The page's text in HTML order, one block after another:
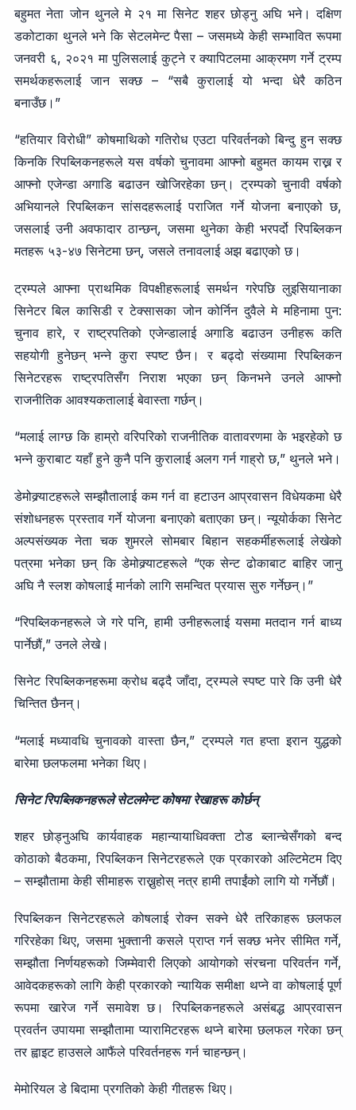
बहुमत नेता जोन थुनले मे २१ मा सिनेट शहर छोड्नु अघि भने। दक्षिण
डकोटाका थुनले भने कि सेटलमेन्ट पैसा – जसमध्ये केही सम्भावित रूपमा
जनवरी ६, २०२१ मा पुलिसलाई कुट्ने र क्यापिटलमा आक्रमण गर्ने ट्रम्प
समर्थकहरूलाई जान सक्छ – “सबै कुरालाई यो भन्दा धेरै कठिन
बनाउँछ।”
“हतियार विरोधी” कोषमाथिको गतिरोध एउटा परिवर्तनको बिन्दु हुन सक्छ
किनकि रिपब्लिकनहरूले यस वर्षको चुनावमा आफ्नो बहुमत कायम राख्न र
आफ्नो एजेन्डा अगाडि बढाउन खोजिरहेका छन्। ट्रम्पको चुनावी वर्षको
अभियानले रिपब्लिकन सांसदहरूलाई पराजित गर्ने योजना बनाएको छ,
जसलाई उनी अवफादार ठान्छन्, जसमा थुनेका केही भरपर्दो रिपब्लिकन
मतहरू ५३-४७ सिनेटमा छन्, जसले तनावलाई अझ बढाएको छ।
ट्रम्पले आफ्ना प्राथमिक विपक्षीहरूलाई समर्थन गरेपछि लुइसियानाका
सिनेटर बिल कासिडी र टेक्सासका जोन कोर्निन दुवैले मे महिनामा पुन:
चुनाव हारे, र राष्ट्रपतिको एजेन्डालाई अगाडि बढाउन उनीहरू कति
सहयोगी हुनेछन् भन्ने कुरा स्पष्ट छैन। र बढ्दो संख्यामा रिपब्लिकन
सिनेटरहरू राष्ट्रपतिसँग निराश भएका छन् किनभने उनले आफ्नो
राजनीतिक आवश्यकतालाई बेवास्ता गर्छन्।
“मलाई लाग्छ कि हाम्रो वरिपरिको राजनीतिक वातावरणमा के भइरहेको छ
भन्ने कुराबाट यहाँ हुने कुनै पनि कुरालाई अलग गर्न गाह्रो छ,” थुनले भने।
डेमोक्र्याटहरूले सम्झौतालाई कम गर्न वा हटाउन आप्रवासन विधेयकमा धेरै
संशोधनहरू प्रस्ताव गर्ने योजना बनाएको बताएका छन्। न्यूयोर्कका सिनेट
अल्पसंख्यक नेता चक शुमरले सोमबार बिहान सहकर्मीहरूलाई लेखेको
पत्रमा भनेका छन् कि डेमोक्र्याटहरूले “एक सेन्ट ढोकाबाट बाहिर जानु
अघि नै स्लश कोषलाई मार्नको लागि समन्वित प्रयास सुरु गर्नेछन्।”
“रिपब्लिकनहरूले जे गरे पनि, हामी उनीहरूलाई यसमा मतदान गर्न बाध्य
पार्नेछौं,” उनले लेखे।
सिनेट रिपब्लिकनहरूमा क्रोध बढ्दै जाँदा, ट्रम्पले स्पष्ट पारे कि उनी धेरै
चिन्तित छैनन्।
“मलाई मध्यावधि चुनावको वास्ता छैन,” ट्रम्पले गत हप्ता इरान युद्धको
बारेमा छलफलमा भनेका थिए।
सिनेट रिपब्लिकनहरूले सेटलमेन्ट कोषमा रेखाहरू कोर्छन्
शहर छोड्नुअघि कार्यवाहक महान्यायाधिवक्ता टोड ब्लान्चेसँगको बन्द
कोठाको बैठकमा, रिपब्लिकन सिनेटरहरूले एक प्रकारको अल्टिमेटम दिए
– सम्झौतामा केही सीमाहरू राख्नुहोस् नत्र हामी तपाईंको लागि यो गर्नेछौं।
रिपब्लिकन सिनेटरहरूले कोषलाई रोक्न सक्ने धेरै तरिकाहरू छलफल
गरिरहेका थिए, जसमा भुक्तानी कसले प्राप्त गर्न सक्छ भनेर सीमित गर्ने,
सम्झौता निर्णयहरूको जिम्मेवारी लिएको आयोगको संरचना परिवर्तन गर्ने,
आवेदकहरूको लागि केही प्रकारको न्यायिक समीक्षा थप्ने वा कोषलाई पूर्ण
रूपमा खारेज गर्ने समावेश छ। रिपब्लिकनहरूले असंबद्ध आप्रवासन
प्रवर्तन उपायमा सम्झौतामा प्यारामिटरहरू थप्ने बारेमा छलफल गरेका छन्
तर ह्वाइट हाउसले आफैंले परिवर्तनहरू गर्न चाहन्छन्।
मेमोरियल डे बिदामा प्रगतिको केही गीतहरू थिए।